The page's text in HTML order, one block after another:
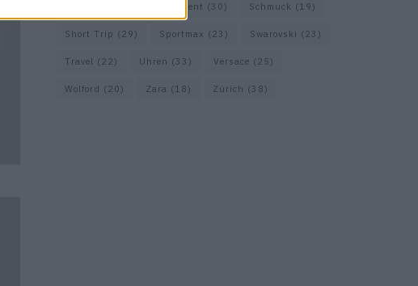
Saint Laurent (30) Schmuck (19)
Short Trip (29) Sportmax (23) Swarovski (23)
Travel (22) Uhren (33) Versace (25)
Wolford (20) Zara (18) Zürich (38)